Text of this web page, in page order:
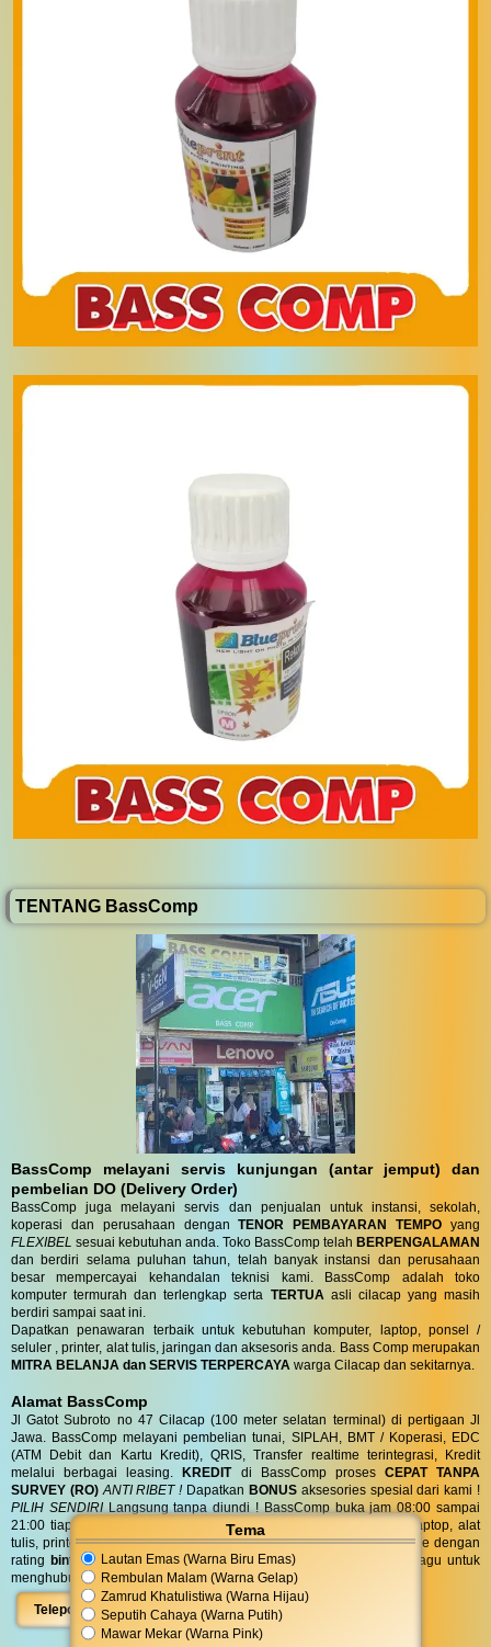
Tema
Lautan Emas (Warna Biru Emas)
Rembulan Malam (Warna Gelap)
Zamrud Khatulistiwa (Warna Hijau)
Seputih Cahaya (Warna Putih)
Mawar Mekar (Warna Pink)
TENTANG BassComp
BassComp melayani servis kunjungan (antar jemput) dan
pembelian DO (Delivery Order)
BassComp juga melayani servis dan penjualan untuk instansi, sekolah,
koperasi dan perusahaan denganTENOR PEMBAYARAN TEMPO yang
FLEXIBEL sesuai kebutuhan anda. Toko BassComp telah BERPENGALAMAN
dan berdiri selama puluhan tahun, telah banyak instansi dan perusahaan
besar mempercayai kehandalan teknisi kami. BassComp adalah toko
komputer termurah dan terlengkap serta TERTUAasli cilacap yang masih
berdiri sampai saat ini.
Dapatkan penawaran terbaik untuk kebutuhan komputer, laptop, ponsel /
seluler , printer, alat tulis, jaringan dan aksesoris anda. Bass Comp merupakan
MITRA BELANJA dan SERVIS TERPERCAYA warga Cilacap dan sekitarnya.
Alamat BassComp
Jl Gatot Subroto no 47 Cilacap (100 meter selatan terminal) di pertigaan Jl
Jawa. BassComp melayani pembelian tunai, SIPLAH, BMT / Koperasi, EDC
(ATM Debit dan Kartu Kredit), QRIS, Transfer realtime terintegrasi, Kredit
melalui berbagai leasing.
KREDITdi BassComp proses CEPAT TANPA
SURVEY (RO) ANTI RIBET !Dapatkan BONUSaksesories spesial dari kami !
PILIH SENDIRILangsung tanpa diundi ! BassComp buka jam 08:00 sampai
21:00 tiap hari. BassComp satu satunya toko komputer, ponsel, laptop, alat
tulis, printer, jaringan dan aksesoris yang paling favorit dicari google dengan
rating bintang 4.6/5 dari 595 ulasanuntuk area Cilacap. Jangan ragu untuk
menghubungi kami di 08 5756 111 777atau dengan klik :
Telepon WhatsApp Peta